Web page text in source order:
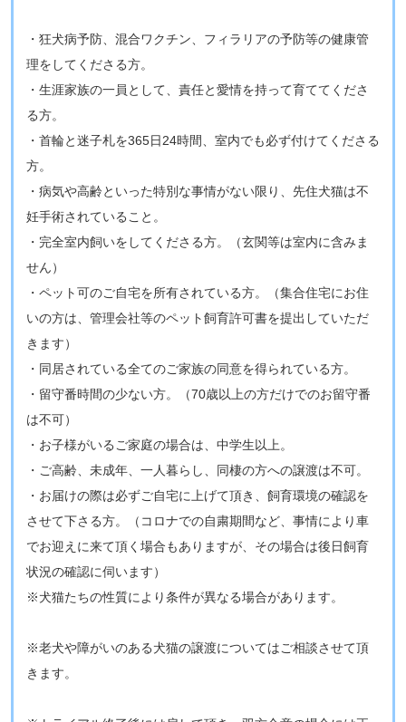
・狂犬病予防、混合ワクチン、フィラリアの予防等の健康管
理をしてくださる方。
・生涯家族の一員として、責任と愛情を持って育ててくださ
る方。
・首輪と迷子札を365日24時間、室内でも必ず付けてくださる
方。
・病気や高齢といった特別な事情がない限り、先住犬猫は不
妊手術されていること。
・完全室内飼いをしてくださる方。（玄関等は室内に含みま
せん）
・ペット可のご自宅を所有されている方。（集合住宅にお住
いの方は、管理会社等のペット飼育許可書を提出していただ
きます）
・同居されている全てのご家族の同意を得られている方。
・留守番時間の少ない方。（70歳以上の方だけでのお留守番
は不可）
・お子様がいるご家庭の場合は、中学生以上。
・ご高齢、未成年、一人暮らし、同棲の方への譲渡は不可​。
・お届けの際は必ずご自宅に上げて頂き、飼育環境の確認を
させて下さる方。（コロナでの自粛期間など、事情により車
でお迎えに来て頂く場合もありますが、その場合は後日飼育
状況の確認に伺います）
※​​犬猫たちの性質により条件が異なる場合があります。
​※老犬や障がいのある犬猫の譲渡についてはご相談させて頂
きます。